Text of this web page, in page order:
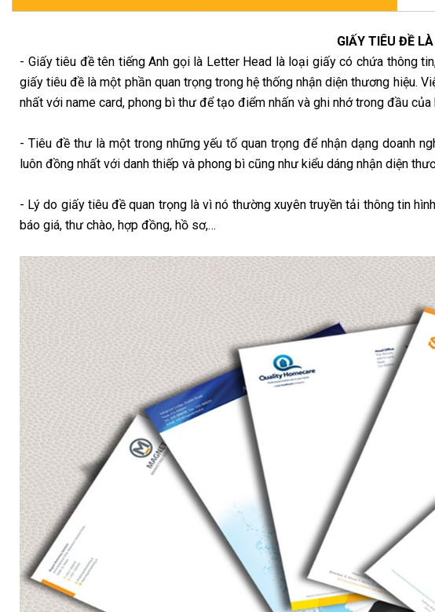
GIẤY TIÊU ĐỀ LÀ
- Giấy tiêu đề tên tiếng Anh gọi là Letter Head là loại giấy có chứa thông
giấy tiêu đề là một phần quan trọng trong hệ thống nhận diện thương hiệu.
nhất với name card, phong bì thư để tạo điểm nhấn và ghi nhớ trong đầu của
- Tiêu đề thư là một trong những yếu tố quan trọng để nhận dạng doanh
luôn đồng nhất với danh thiếp và phong bì cũng như kiểu dáng nhận diện
- Lý do giấy tiêu đề quan trọng là vì nó thường xuyên truyền tải thông tin
báo giá, thư chào, hợp đồng, hồ sơ,…